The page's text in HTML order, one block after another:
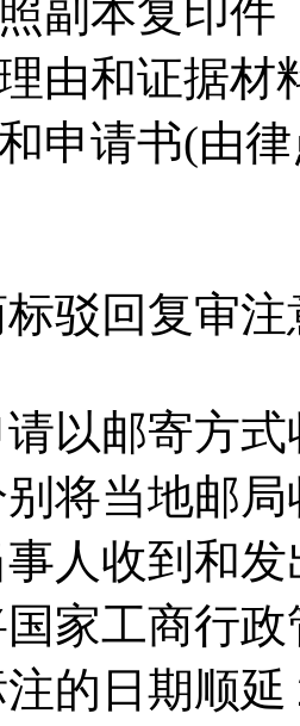
副本复印件
由和证据材
申请书(由
标驳回复审
以邮寄方
将当地邮
人收到和
家工商行
的日期顺